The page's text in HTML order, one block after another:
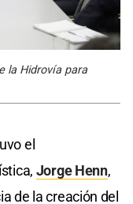
la Hidrovía para
el
Jorge Henn,
de la creación del